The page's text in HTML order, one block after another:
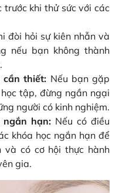
khi thử sức với các
đòi hỏi sự kiên nhẫn và
nếu bạn không thành
cần thiết: Nếu bạn gặp
tập, đừng ngần ngại
người có kinh nghiệm.
ngắn hạn:Nếu có điều
khóa học ngắn hạn để
và có cơ hội thực hành
gia.